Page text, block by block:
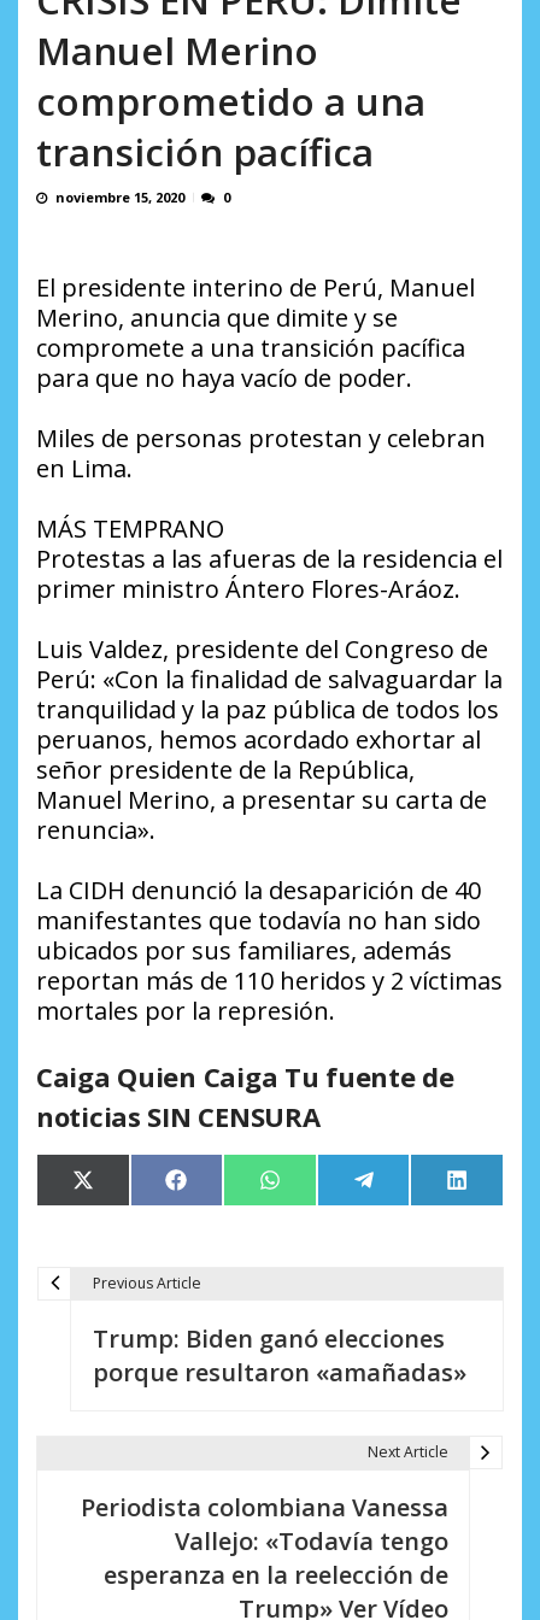
Manuel Merino
comprometido a una
transición pacífica
noviembre 15, 2020 0
El presidente interino de Perú, Manuel
Merino, anuncia que dimite y se
compromete a una transición pacífica
para que no haya vacío de poder.
Miles de personas protestan y celebran
en Lima.
MÁS TEMPRANO
Protestas a las afueras de la residencia el
primer ministro Ántero Flores-Aráoz.
Luis Valdez, presidente del Congreso de
Perú: «Con la finalidad de salvaguardar la
tranquilidad y la paz pública de todos los
peruanos, hemos acordado exhortar al
señor presidente de la República,
Manuel Merino, a presentar su carta de
renuncia».
La CIDH denunció la desaparición de 40
manifestantes que todavía no han sido
ubicados por sus familiares, además
reportan más de 110 heridos y 2 víctimas
mortales por la represión.
Caiga Quien Caiga Tu fuente de
noticias SIN CENSURA
Compartir
en
X
(Twitter)
Compartir
en
Facebook Compartir
en
WhatsApp Compartir
en
Telegram
en
LinkedIn
Previous Article
Trump: Biden ganó elecciones
porque resultaron «amañadas»
Next Article
Periodista colombiana Vanessa
Vallejo: «Todavía tengo
esperanza en la reelección de
Trump» Ver Vídeo